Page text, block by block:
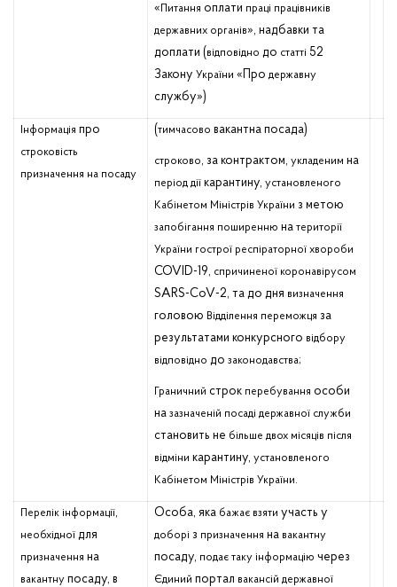
« Питання оплати праці працівників
державних органів», надбавки та
доплати (відповідно до статті 52
ЗаконуУкраїни «Продержавну
службу»)
Інформація про
строковість
призначення на посаду
(тимчасово вакантна посада)
строково, за контрактом,укладеним на
період дії карантину,установленого
Кабінетом Міністрів України з метою
запобігання поширенню натериторії
України гострої респіраторної хвороби
COVID-19, спричиненої коронавірусом
SARS-CoV-2, та до дня визначення
головою Відділення переможця за
результатами конкурсного відбору
відповідно дозаконодавства;
Граничний строк перебування особи
назазначеній посаді державної служби
становить не більше двох місяців після
відміни карантину,установленого
Кабінетом Міністрів України.
Перелік інформації,
необхідної для
призначення на
вакантну посаду, в
Особа, яка бажає взяти участь у
доборі з призначення на вакантну
посаду, подає таку інформацію через
Єдиний портал вакансій державної